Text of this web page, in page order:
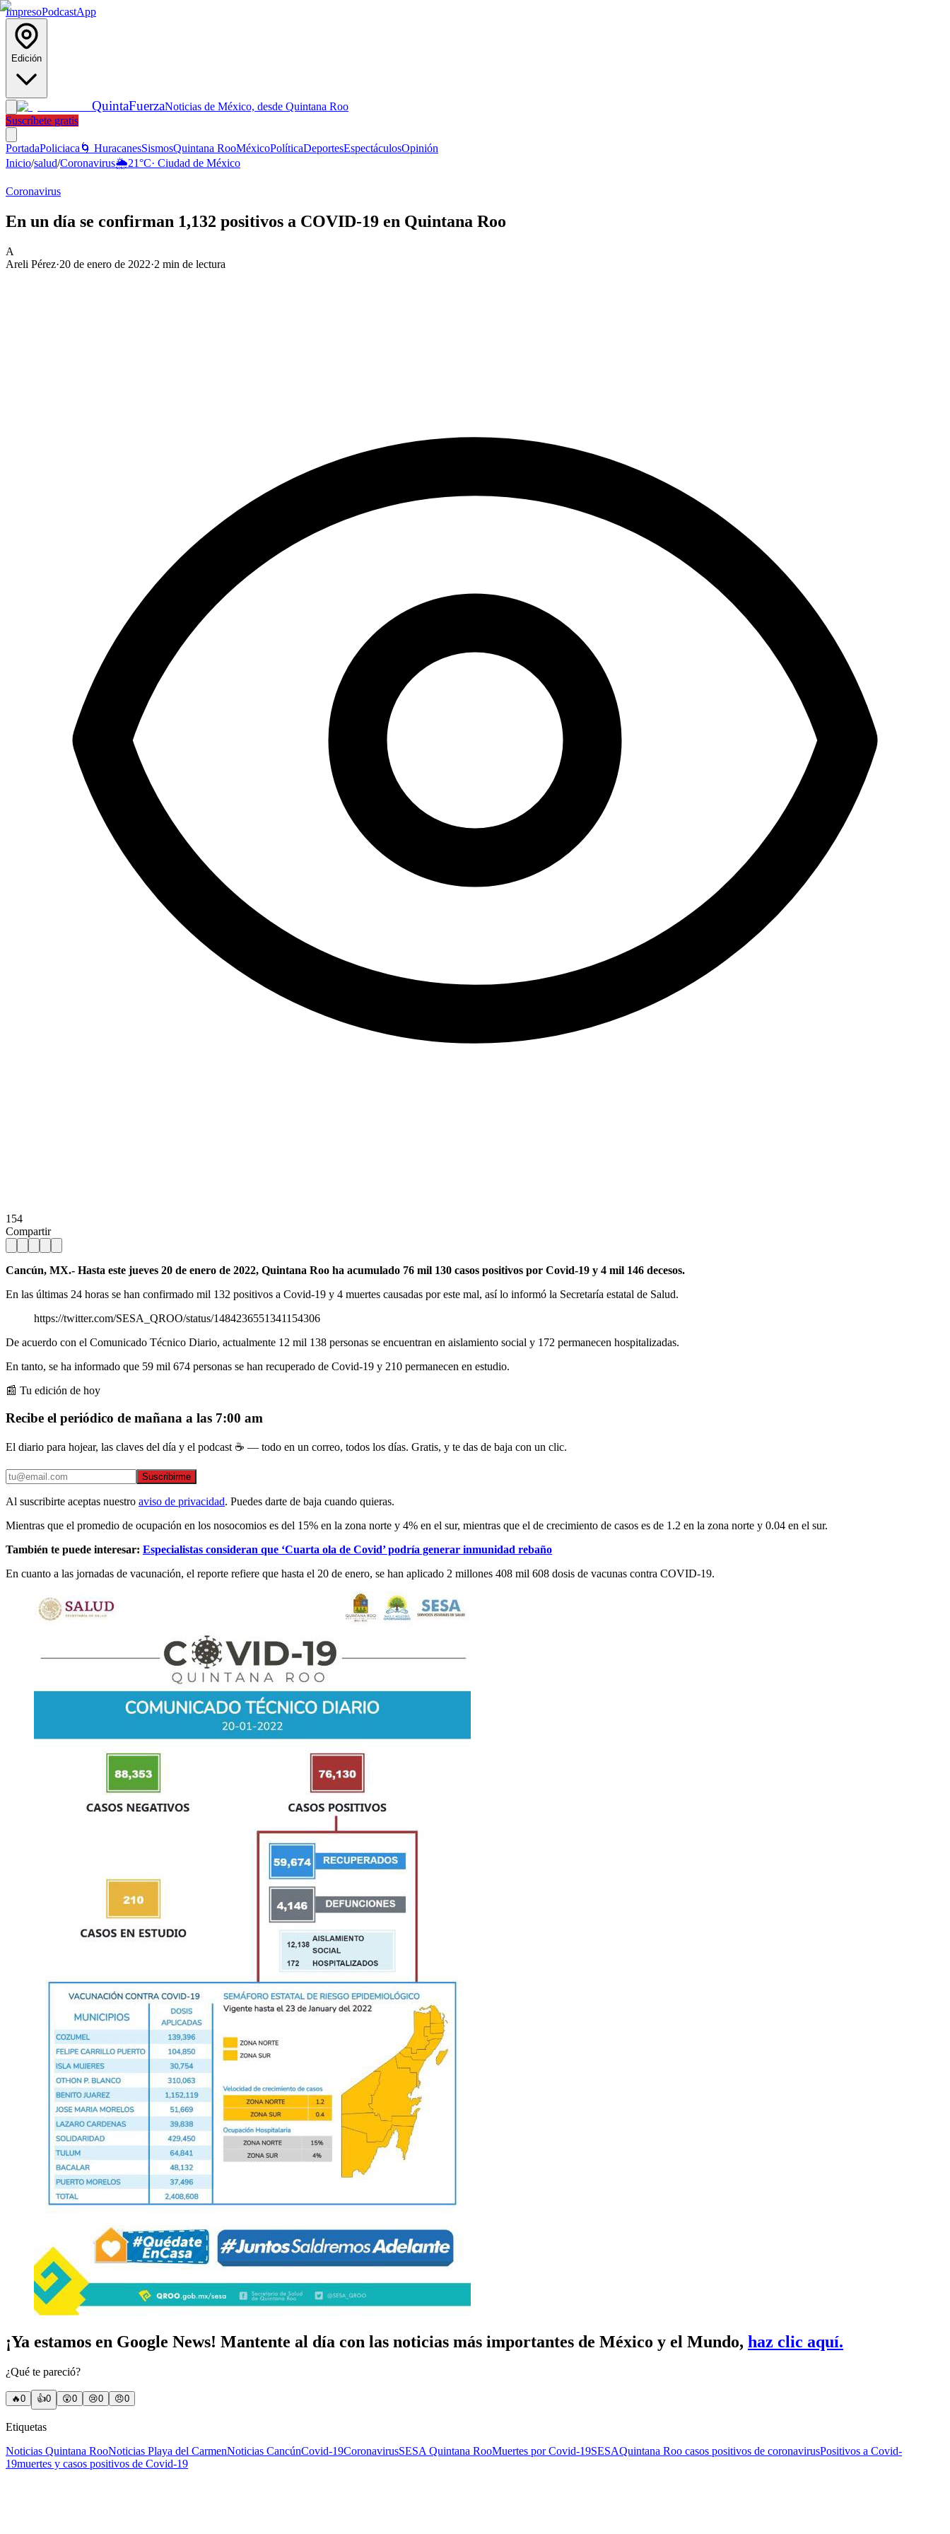
ImpresoPodcastApp
Edición
QuintaFuerzaNoticias de México, desde Quintana Roo
Suscríbete gratis
PortadaPoliciaca 🌀 HuracanesSismosQuintana RooMéxicoPolíticaDeportesEspectáculosOpinión
Inicio/salud/Coronavirus🌦️21°C· Ciudad de México
Coronavirus
En un día se confirman 1,132 positivos a COVID-19 en Quintana Roo
A
Areli Pérez·20 de enero de 2022·2 min de lectura
154
Compartir
Cancún, MX.- Hasta este jueves 20 de enero de 2022, Quintana Roo ha acumulado 76 mil 130 casos positivos por Covid-19 y 4 mil 146 decesos.
En las últimas 24 horas se han confirmado mil 132 positivos a Covid-19 y 4 muertes causadas por este mal, así lo informó la Secretaría estatal de Salud.
https://twitter.com/SESA_QROO/status/1484236551341154306
De acuerdo con el Comunicado Técnico Diario, actualmente 12 mil 138 personas se encuentran en aislamiento social y 172 permanecen hospitalizadas.
En tanto, se ha informado que 59 mil 674 personas se han recuperado de Covid-19 y 210 permanecen en estudio.
📰 Tu edición de hoy
Recibe el periódico de mañana a las 7:00 am
El diario para hojear, las claves del día y el podcast ☕ — todo en un correo, todos los días. Gratis, y te das de baja con un clic.
Suscribirme
Al suscribirte aceptas nuestro aviso de privacidad. Puedes darte de baja cuando quieras.
Mientras que el promedio de ocupación en los nosocomios es del 15% en la zona norte y 4% en el sur, mientras que el de crecimiento de casos es de 1.2 en la zona norte y 0.04 en el sur.
También te puede interesar: Especialistas consideran que ‘Cuarta ola de Covid’ podría generar inmunidad rebaño
En cuanto a las jornadas de vacunación, el reporte refiere que hasta el 20 de enero, se han aplicado 2 millones 408 mil 608 dosis de vacunas contra COVID-19.
¡Ya estamos en Google News! Mantente al día con las noticias más importantes de México y el Mundo, haz clic aquí.
¿Qué te pareció?
🔥0 👍0 😲0 😢0 😠0
Etiquetas
Noticias Quintana RooNoticias Playa del CarmenNoticias CancúnCovid-19CoronavirusSESA Quintana RooMuertes por Covid-19SESAQuintana Roo casos positivos de coronavirusPositivos a Covid-
19muertes y casos positivos de Covid-19